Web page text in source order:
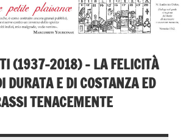
(1937-2018) – LA FELICITÀ
DURATA E DI COSTANZA ED
TENACEMENTE